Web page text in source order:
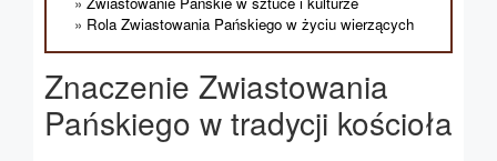
Rola Zwiastowania Pańskiego w życiu wierzących
Znaczenie Zwiastowania
Pańskiego w tradycji kościoła